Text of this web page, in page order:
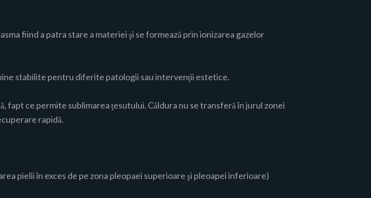
fiind a patra stare a materiei şi se formează prin ionizarea gazelor
stabilite pentru diferite patologii sau intervenţii estetice.
fapt ce permite sublimarea ţesutului. Căldura nu se transferă în jurul zonei
rapidă.
pielii în exces de pe zona pleopaei superioare şi pleoapei inferioare)